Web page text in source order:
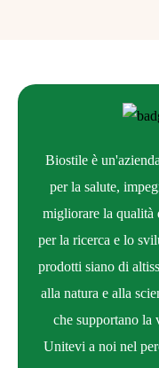
Biostile è
per la salute,
migliorare la qualità
per la ricerca e lo
prodotti siano di
alla natura e alla
che supportano la
Unitevi a noi nel